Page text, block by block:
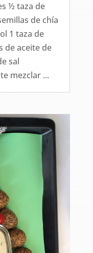
½ taza de
de chía
1 taza de
de aceite de
sal
mezclar ...